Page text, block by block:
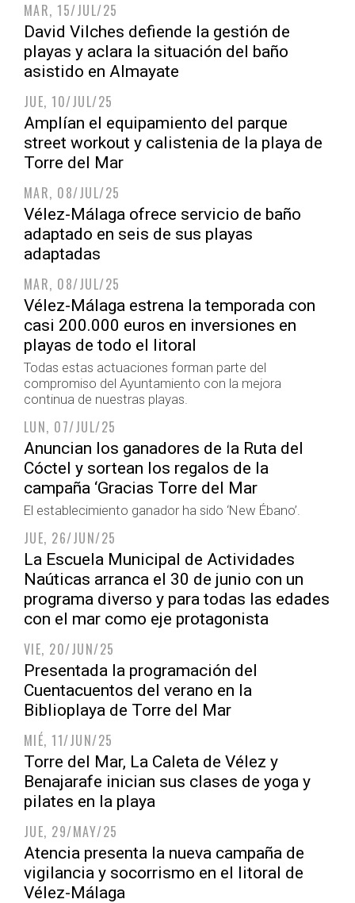
MAR, 15/JUL/25
David Vilches defiende la gestión de
playas y aclara la situación del baño
asistido en Almayate
JUE, 10/JUL/25
Amplían el equipamiento del parque
street workout y calistenia de la playa de
Torre del Mar
MAR, 08/JUL/25
Vélez-Málaga ofrece servicio de baño
adaptado en seis de sus playas
adaptadas
MAR, 08/JUL/25
Vélez-Málaga estrena la temporada con
casi 200.000 euros en inversiones en
playas de todo el litoral
Todas estas actuaciones forman parte del
compromiso del Ayuntamiento con la mejora
continua de nuestras playas.
LUN, 07/JUL/25
Anuncian los ganadores de la Ruta del
Cóctel y sortean los regalos de la
campaña ‘Gracias Torre del Mar
El establecimiento ganador ha sido ‘New Ébano’.
JUE, 26/JUN/25
La Escuela Municipal de Actividades
Naúticas arranca el 30 de junio con un
programa diverso y para todas las edades
con el mar como eje protagonista
VIE, 20/JUN/25
Presentada la programación del
Cuentacuentos del verano en la
Biblioplaya de Torre del Mar
MIÉ, 11/JUN/25
Torre del Mar, La Caleta de Vélez y
Benajarafe inician sus clases de yoga y
pilates en la playa
JUE, 29/MAY/25
Atencia presenta la nueva campaña de
vigilancia y socorrismo en el litoral de
Vélez-Málaga